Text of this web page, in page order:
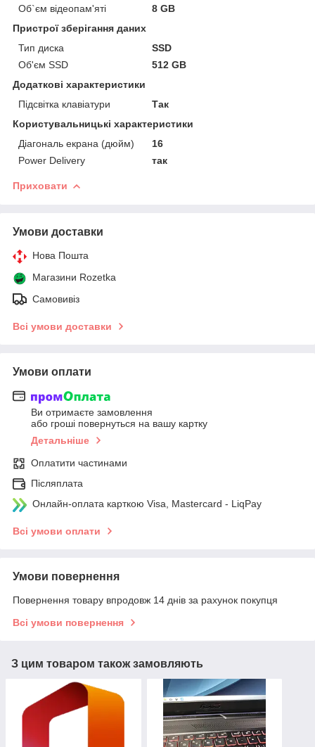
Об`єм відеопам'яті
8 GB
Пристрої зберігання даних
Тип диска
SSD
Об'єм SSD
512 GB
Додаткові характеристики
Підсвітка клавіатури
Так
Користувальницькі характеристики
Діагональ екрана (дюйм)
16
Power Delivery
так
Приховати
Умови доставки
Нова Пошта
Магазини Rozetka
Самовивіз
Всі умови доставки
Умови оплати
Ви отримаєте замовлення
або гроші повернуться на вашу картку
Детальніше
Оплатити частинами
Післяплата
Онлайн-оплата карткою Visa, Mastercard - LiqPay
Всі умови оплати
Умови повернення
Повернення товару впродовж 14 днів за рахунок покупця
Всі умови повернення
З цим товаром також замовляють